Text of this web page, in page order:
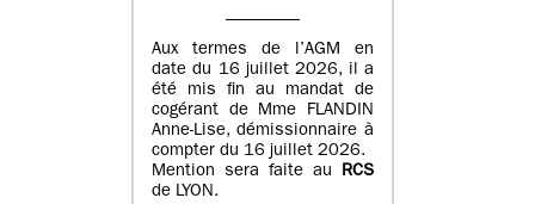
Aux termes de l’AGM en
date du 16 juillet 2026, il a
été mis fin au mandat de
cogérant de Mme FLANDIN
Anne-Lise, démissionnaire à
compter du 16 juillet 2026.
Mention sera faite au RCS
de LYON.